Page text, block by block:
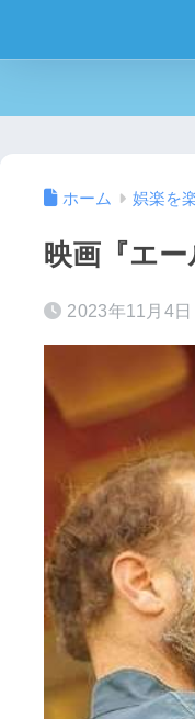
ホーム 娯楽を
映画『エ
2023年11月4日